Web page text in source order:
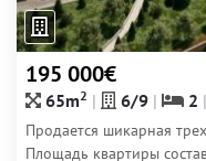
195 000€
65m2 6/9 2
Продается шикарная
Площадь квартиры